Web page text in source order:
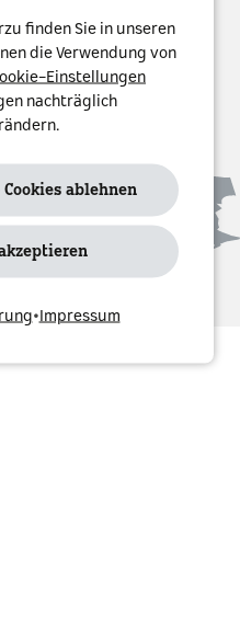
wie etwa Ihre IP-
verarbeiten.
wir dies in einem
Sie jederzeit mit
indem Sie das
finden Sie in unseren
die Verwendung von
Einstellungen
nachträglich
ablehnen
• Impressum